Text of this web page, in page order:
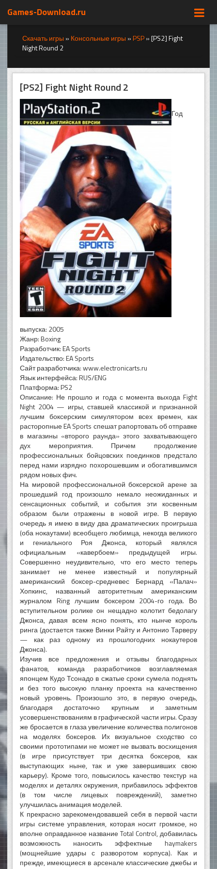
Games-Download.ru
Скачать игры » Консольные игры »PSP»[PS2] Fight
Night Round 2
[PS2] Fight Night Round 2
Год
выпуска: 2005
Жанр: Boxing
Разработчик: EA Sports
Издательство: EA Sports
Сайт разработчика: www.electronicarts.ru
Язык интерфейса: RUS/ENG
Платформа: PS2
Описание: Не прошло и года с момента выхода Fight
Night 2004 — игры, ставшей классикой и признанной
лучшим боксерским симулятором всех времен, как
расторопные EA Sports спешат рапортовать об отправке
в магазины «второго раунда» этого захватывающего
дух мероприятия. Причем продолжение
профессиональных бойцовских поединков предстало
перед нами изрядно похорошевшим и обогатившимся
рядом новых фич.
На мировой профессиональной боксерской арене за
прошедший год произошло немало неожиданных и
сенсационных событий, и события эти косвенным
образом были отражены в новой игре. В первую
очередь я имею в виду два драматических проигрыша
(оба нокаутами) всеобщего любимца, некогда великого
и гениального Роя Джонса, который являлся
официальным «кавербоем» предыдущей игры.
Совершенно неудивительно, что его место теперь
занимает не менее известный и популярный
американский боксер-средневес Бернард «Палач»
Хопкинс, названный авторитетным американским
журналом Ring лучшим боксером 2004-го года. Во
вступительном ролике он нещадно колотит бедолагу
Джонса, давая всем ясно понять, кто нынче король
ринга (достается также Винки Райту и Антонио Тарверу
— как раз одному из прошлогодних нокаутеров
Джонса).
Изучив все предложения и отзывы благодарных
фанатов, команда разработчиков возглавляемая
японцем Кудо Тсонадо в сжатые сроки сумела поднять
и без того высокую планку проекта на качественно
новый уровень. Произошло это, в первую очередь,
благодаря достаточно крупным и заметным
усовершенствованиям в графической части игры. Сразу
же бросается в глаза увеличение количества полигонов
на моделях боксеров. Их визуальное сходство со
своими прототипами не может не вызвать восхищения
(в игре присутствует три десятка боксеров, как
выступающих ныне, так и уже завершивших свою
карьеру). Кроме того, повысилось качество текстур на
моделях и деталях окружения, прибавилось эффектов
(в том числе лицевых повреждений), заметно
улучшилась анимация моделей.
К прекрасно зарекомендовавшей себя в первой части
игры системе управления, которая носит громкое, но
вполне оправданное название Total Control, добавилась
возможность наносить эффектные haymakers
(мощнейшие удары с разворотом корпуса). Как и
прежде, имеющиеся в арсенале классические джебы и